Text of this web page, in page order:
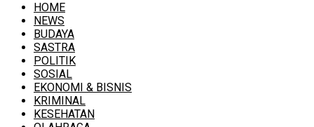
HOME
NEWS
BUDAYA
SASTRA
POLITIK
SOSIAL
EKONOMI & BISNIS
KRIMINAL
KESEHATAN